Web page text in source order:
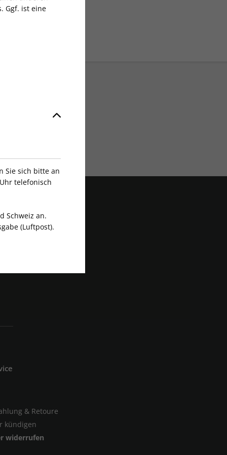
& Retoure
kündigen
widerrufen
Ggf. ist eine
Sie sich bitte an
telefonisch
Schweiz an.
(Luftpost).